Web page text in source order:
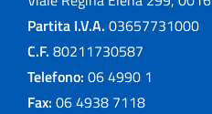
Partita I.V.A. 03657731000
C.F. 80211730587
Telefono: 06 4990 1
Fax: 06 4938 7118